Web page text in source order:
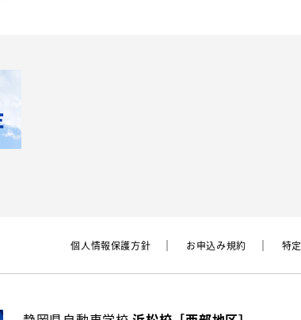
個⼈情報保護⽅針 お申込み規約 特